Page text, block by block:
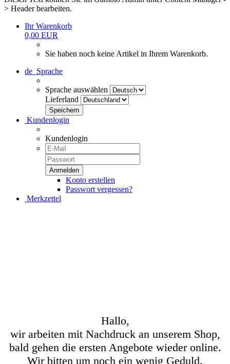
> Header bearbeiten.
Ihr Warenkorb
0,00 EUR
Sie haben noch keine Artikel in Ihrem Warenkorb.
de Sprache
Sprache auswählen
Lieferland
Kundenlogin
Kundenlogin
Konto erstellen
Passwort vergessen?
Merkzettel
Hallo,
wir arbeiten mit Nachdruck an unserem Shop,
bald gehen die ersten Angebote wieder online.
Wir bitten um noch ein wenig Geduld.